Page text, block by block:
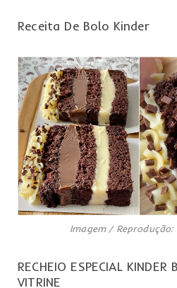
Receita De Bolo Kinder
Imagem /
RECHEIO ESPECIAL KINDER
VITRINE